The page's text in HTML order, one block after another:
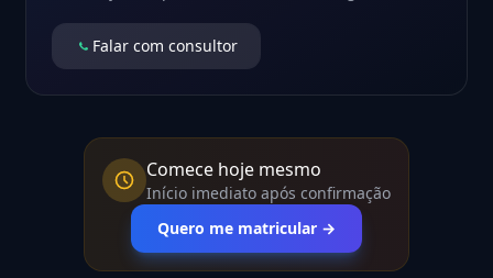
Falar com consultor
Comece hoje mesmo
Início imediato após confirmação
Quero me matricular →